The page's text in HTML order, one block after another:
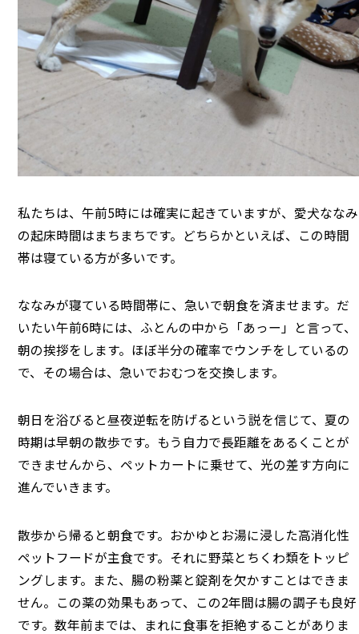
私たちは、午前5時には確実に起きていますが、愛犬ななみ
の起床時間はまちまちです。どちらかといえば、この時間
帯は寝ている方が多いです。
ななみが寝ている時間帯に、急いで朝食を済ませます。だ
いたい午前6時には、ふとんの中から「あっー」と言って、
朝の挨拶をします。ほぼ半分の確率でウンチをしているの
で、その場合は、急いでおむつを交換します。
朝日を浴びると昼夜逆転を防げるという説を信じて、夏の
時期は早朝の散歩です。もう自力で長距離をあるくことが
できませんから、ペットカートに乗せて、光の差す方向に
進んでいきます。
散歩から帰ると朝食です。おかゆとお湯に浸した高消化性
ペットフードが主食です。それに野菜とちくわ類をトッピ
ングします。また、腸の粉薬と錠剤を欠かすことはできま
せん。この薬の効果もあって、この2年間は腸の調子も良好
です。数年前までは、まれに食事を拒絶することがありま